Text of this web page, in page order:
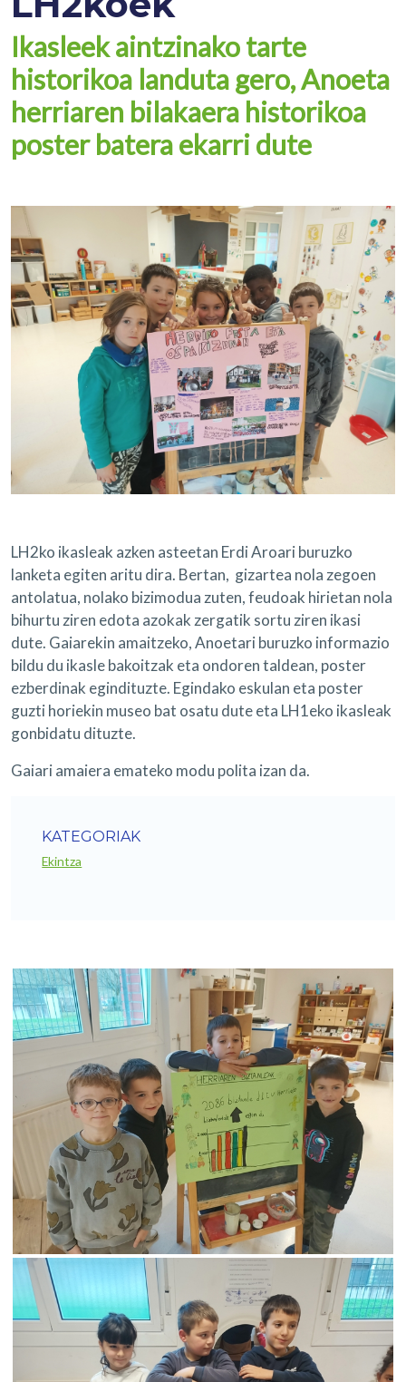
Ikasleek aintzinako tarte
historikoa landuta gero, Anoeta
herriaren bilakaera historikoa
poster batera ekarri dute
LH2ko ikasleak azken asteetan Erdi Aroari buruzko
lanketa egiten aritu dira. Bertan, gizartea nola zegoen
antolatua, nolako bizimodua zuten, feudoak hirietan nola
bihurtu ziren edota azokak zergatik sortu ziren ikasi
dute. Gaiarekin amaitzeko, Anoetari buruzko informazio
bildu du ikasle bakoitzak eta ondoren taldean, poster
ezberdinak egindituzte. Egindako eskulan eta poster
guzti horiekin museo bat osatu dute eta LH1eko ikasleak
gonbidatu dituzte.
Gaiari amaiera emateko modu polita izan da.
KATEGORIAK
Ekintza